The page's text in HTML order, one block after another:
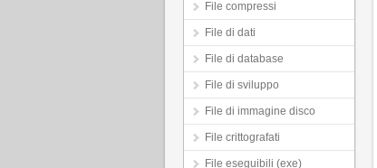
File compressi
File di dati
File di database
File di sviluppo
File di immagine disco
File crittografati
File eseguibili (exe)